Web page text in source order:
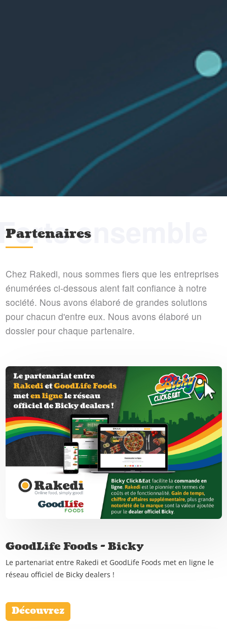
Partenairesensemble
Chez Rakedi, nous sommes fiers que les entreprises
énumérées ci-dessous aient fait confiance à notre
société. Nous avons élaboré de grandes solutions
pour chacun d'entre eux. Nous avons élaboré un
dossier pour chaque partenaire.
GoodLife Foods - Bicky
Le partenariat entre Rakedi et GoodLife Foods met en ligne le
réseau officiel de Bicky dealers !
Découvrez